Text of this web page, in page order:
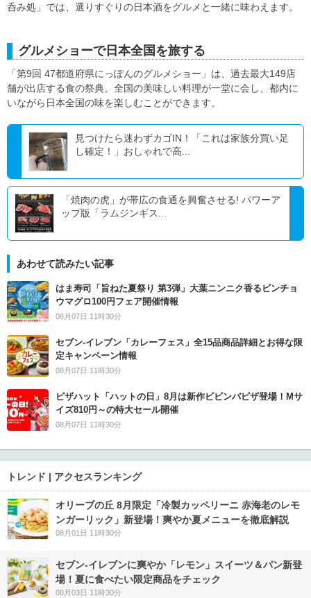
呑み処」では、選りすぐりの日本酒をグルメと一緒に味わえます。
グルメショーで日本全国を旅する
「第9回 47都道府県にっぽんのグルメショー」は、過去最大149店
舗が出店する食の祭典。全国の美味しい料理が一堂に会し、都内に
いながら日本全国の味を楽しむことができます。
見つけたら迷わずカゴIN！「これは家族分買い足
し確定！」おしゃれで高...
「焼肉の虎」が帯広の食通を興奮させる! パワーア
ップ版「ラムジンギス...
あわせて読みたい記事
はま寿司「旨ねた夏祭り 第3弾」大葉ニンニク香るビンチョ
ウマグロ100円フェア開催情報
08月07日 11時30分
セブン‐イレブン「カレーフェス」全15品商品詳細とお得な限
定キャンペーン情報
08月07日 11時30分
ピザハット「ハットの日」8月は新作ビビンバピザ登場！Mサ
イズ810円～の特大セール開催
08月07日 11時30分
トレンド | アクセスランキング
オリーブの丘 8月限定「冷製カッペリーニ 赤海老のレモ
ンガーリック」新登場！爽やか夏メニューを徹底解説
08月01日 11時30分
セブン‐イレブンに爽やか「レモン」スイーツ＆パン新登
場！夏に食べたい限定商品をチェック
08月03日 11時30分